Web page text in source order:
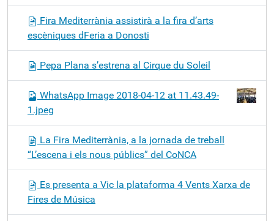
Fira Mediterrània assistirà a la fira d’arts
escèniques dFeria a Donosti
Pepa Plana s’estrena al Cirque du Soleil
WhatsApp Image 2018-04-12 at 11.43.49-
1.jpeg
La Fira Mediterrània, a la jornada de treball
“L’escena i els nous públics” del CoNCA
Es presenta a Vic la plataforma 4 Vents Xarxa de
Fires de Música